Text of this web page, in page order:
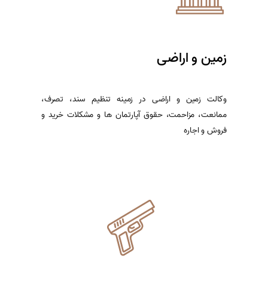
زمین و اراضی
وکالت زمین و اراضی در زمینه تنظیم سند، تصرف،
ممانعت، مزاحمت، حقوق آپارتمان ها و مشکلات خرید و
فروش و اجاره